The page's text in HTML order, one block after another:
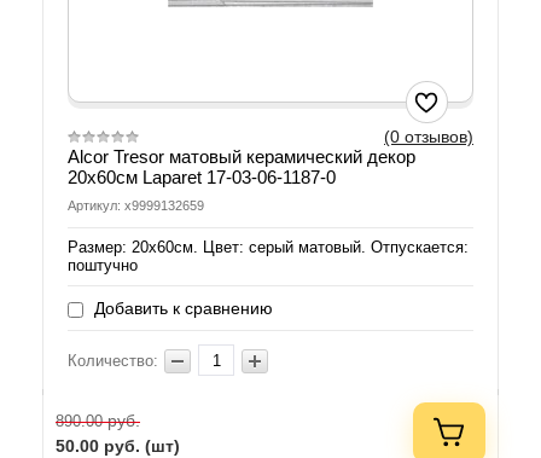
(0 отзывов)
Alcor Tresor матовый керамический декор
20x60см Laparet 17-03-06-1187-0
Артикул: х9999132659
Размер: 20х60см. Цвет: серый матовый. Отпускается:
поштучно
Добавить к сравнению
Количество:
890.00руб.
50.00 руб. (шт)